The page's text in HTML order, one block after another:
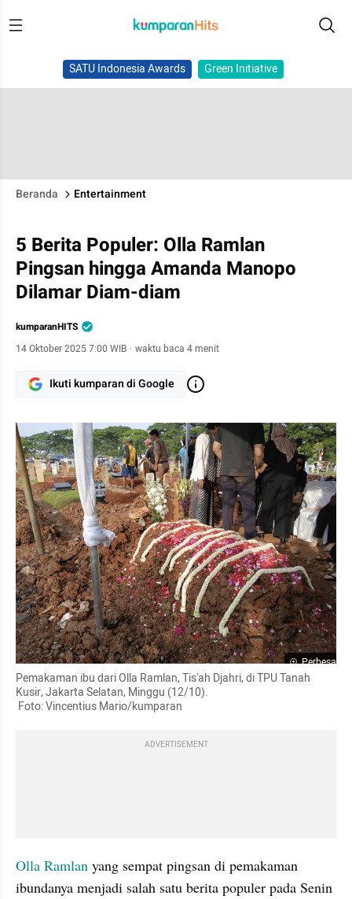
SATU Indonesia Awards Green Initiative
Beranda Entertainment
5 Berita Populer: Olla Ramlan
Pingsan hingga Amanda Manopo
Dilamar Diam-diam
kumparanHITS
14 Oktober 2025 7:00 WIB · waktu baca 4 menit
Ikuti kumparan di Google
Perbesar
Pemakaman ibu dari Olla Ramlan, Tis'ah Djahri, di TPU Tanah
Kusir, Jakarta Selatan, Minggu (12/10).
Foto: Vincentius Mario/kumparan
ADVERTISEMENT
Olla Ramlan yang sempat pingsan di pemakaman
ibundanya menjadi salah satu berita populer pada Senin